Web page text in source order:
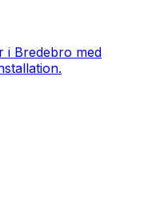
i Bredebro med